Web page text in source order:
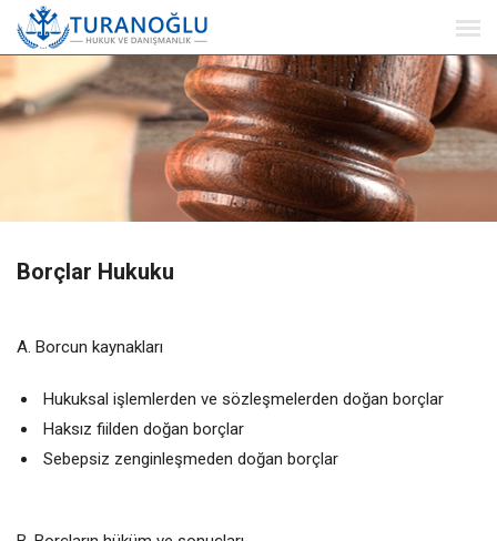
Borçlar Hukuku
A. Borcun kaynakları
Hukuksal işlemlerden ve sözleşmelerden doğan borçlar
Haksız fiilden doğan borçlar
Sebepsiz zenginleşmeden doğan borçlar